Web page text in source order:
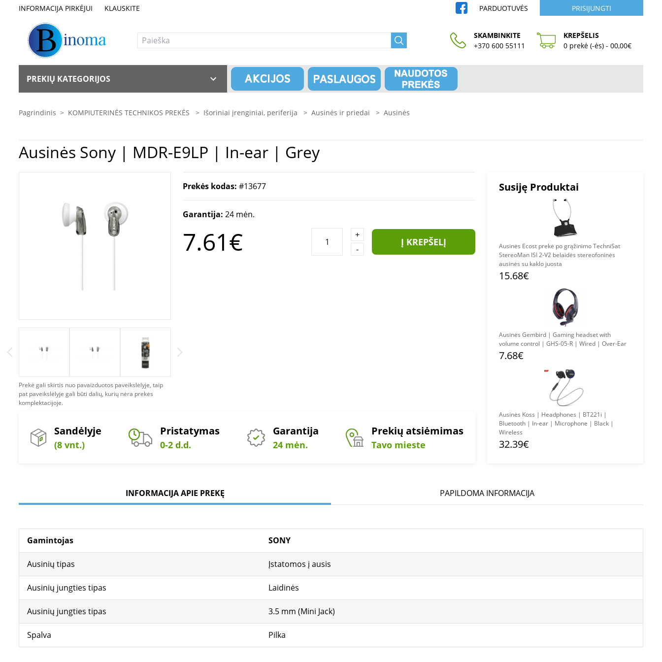
INFORMACIJA PIRKĖJUI KLAUSKITE PARDUOTUVĖS PRISIJUNGTI
SKAMBINKITE
+370 600 55111
KREPŠELIS
0 prekė (-ės) - 00,00€
PREKIŲ KATEGORIJOS
Pagrindinis > KOMPIUTERINĖS TECHNIKOS PREKĖS > Išoriniai įrenginiai, periferija > Ausinės ir priedai > Ausinės
Ausinės Sony | MDR-E9LP | In-ear | Grey
Prekė gali skirtis nuo pavaizduotos paveikslėlyje, taip
pat paveikslėlyje gali būti dalių, kurių nėra prekės
komplektacijoje.
Prekės kodas: #13677
Garantija: 24 mėn.
7.61€
+
-
Į KREPŠELĮ
Sandėlyje
(8 vnt.)
Pristatymas
0-2 d.d.
Garantija
24 mėn.
Prekių atsiėmimas
Tavo mieste
Susiję Produktai
Ausinės Ecost prekė po grąžinimo TechniSat
StereoMan ISI 2-V2 belaidės stereofoninės
ausinės su kaklo juosta
15.68€
Ausinės Gembird | Gaming headset with
volume control | GHS-05-R | Wired | Over-Ear
7.68€
Ausinės Koss | Headphones | BT221i |
Bluetooth | In-ear | Microphone | Black |
Wireless
32.39€
INFORMACIJA APIE PREKĘ PAPILDOMA INFORMACIJA
Gamintojas SONY
Ausinių tipas Įstatomos į ausis
Ausinių jungties tipas Laidinės
Ausinių jungties tipas 3.5 mm (Mini Jack)
Spalva Pilka